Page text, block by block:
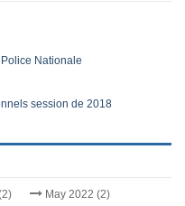
Nationale
session de 2018
May 2022 (2)